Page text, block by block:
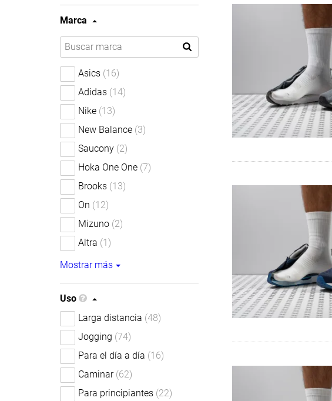
Marca
Asics (16)
Adidas (14)
Nike (13)
New Balance (3)
Saucony (2)
Hoka One One (7)
Brooks (13)
On (12)
Mizuno (2)
Altra (1)
Mostrar más
Uso
Larga distancia (48)
Jogging (74)
Para el día a día (16)
Caminar (62)
Para principiantes (22)